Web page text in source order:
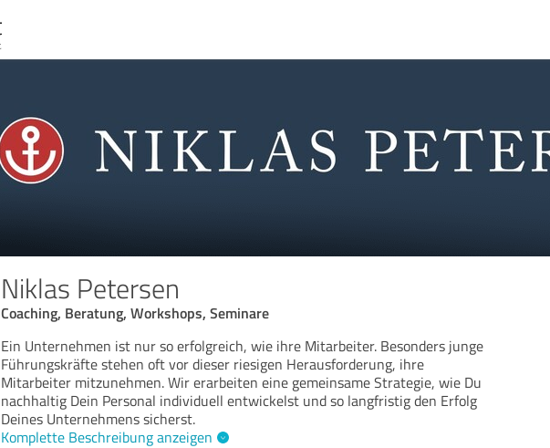
Niklas Petersen
Coaching, Beratung, Workshops, Seminare
Ein Unternehmen ist nur so erfolgreich, wie ihre Mitarbeiter. Besonders junge
Führungskräfte stehen oft vor dieser riesigen Herausforderung, ihre
Mitarbeiter mitzunehmen. Wir erarbeiten eine gemeinsame Strategie, wie Du
nachhaltig Dein Personal individuell entwickelst und so langfristig den Erfolg
Deines Unternehmens sicherst.
Komplette Beschreibung anzeigen